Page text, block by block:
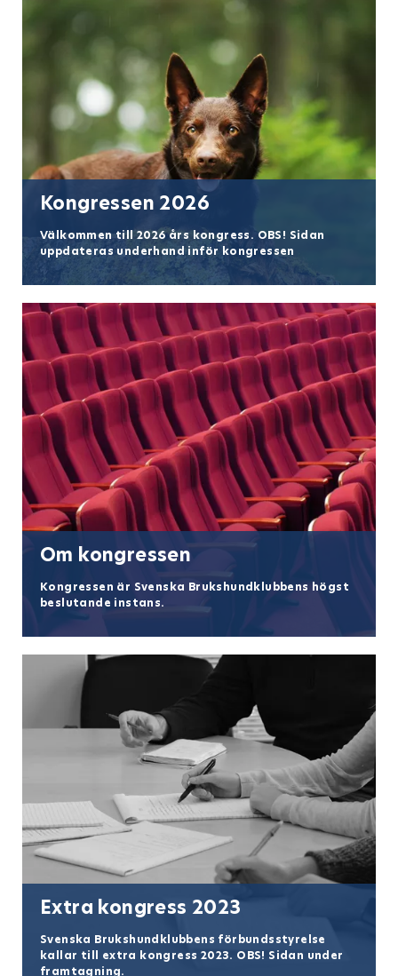
Kongressen 2026
Välkommen till 2026 års kongress. OBS! Sidan
uppdateras underhand inför kongressen
Om kongressen
Kongressen är Svenska Brukshundklubbens högst
beslutande instans.
Extra kongress 2023
Svenska Brukshundklubbens förbundsstyrelse
kallar till extra kongress 2023. OBS! Sidan under
framtagning.